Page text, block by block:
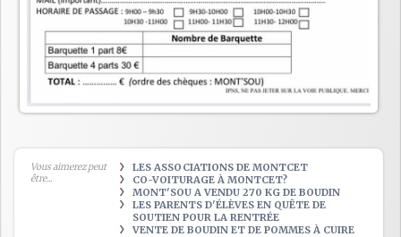
Vous aimerez peut
être...
LES ASSOCIATIONS DE MONTCET
CO-VOITURAGE À MONTCET?
MONT'SOU A VENDU 270 KG DE BOUDIN
LES PARENTS D'ÉLÈVES EN QUÊTE DE
SOUTIEN POUR LA RENTRÉE
VENTE DE BOUDIN ET DE POMMES À CUIRE